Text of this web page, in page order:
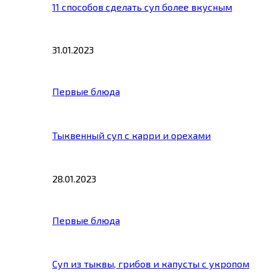
11 способов сделать суп более вкусным
31.01.2023
Первые блюда
Тыквенный суп с карри и орехами
28.01.2023
Первые блюда
Суп из тыквы, грибов и капусты с укропом